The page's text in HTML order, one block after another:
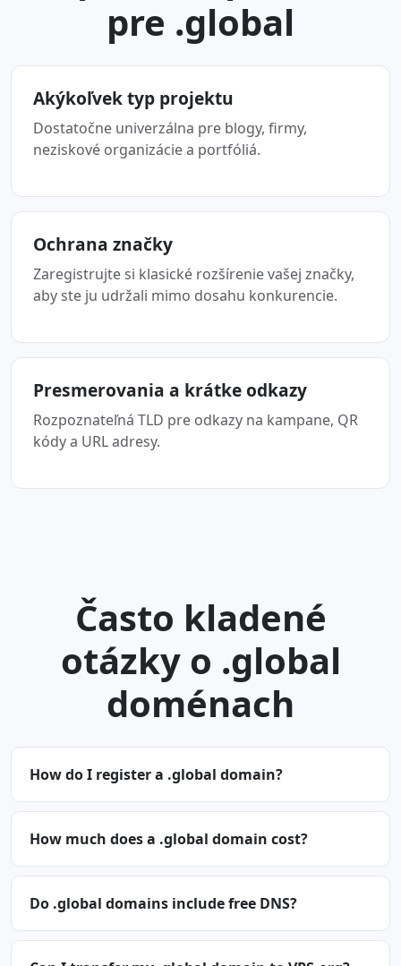
pre .global
Akýkoľvek typ projektu
Dostatočne univerzálna pre blogy, firmy,
neziskové organizácie a portfóliá.
Ochrana značky
Zaregistrujte si klasické rozšírenie vašej značky,
aby ste ju udržali mimo dosahu konkurencie.
Presmerovania a krátke odkazy
Rozpoznateľná TLD pre odkazy na kampane, QR
kódy a URL adresy.
Často kladené
otázky o .global
doménach
How do I register a .global domain?
How much does a .global domain cost?
Do .global domains include free DNS?